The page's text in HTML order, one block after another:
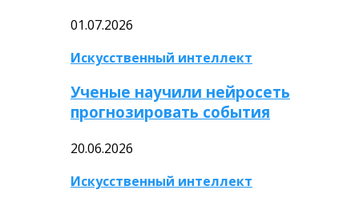
01.07.2026
Искусственный интеллект
Ученые научили нейросеть
прогнозировать события
20.06.2026
Искусственный интеллект